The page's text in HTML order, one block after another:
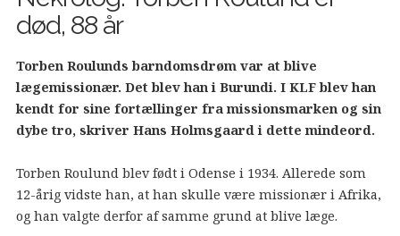
død, 88 år
Torben Roulunds barndomsdrøm var at blive
lægemissionær. Det blev han i Burundi. I KLF blev han
kendt for sine fortællinger fra missionsmarken og sin
dybe tro, skriver Hans Holmsgaard i dette mindeord.
Torben Roulund blev født i Odense i 1934. Allerede som
12-årig vidste han, at han skulle være missionær i Afrika,
og han valgte derfor af samme grund at blive læge.